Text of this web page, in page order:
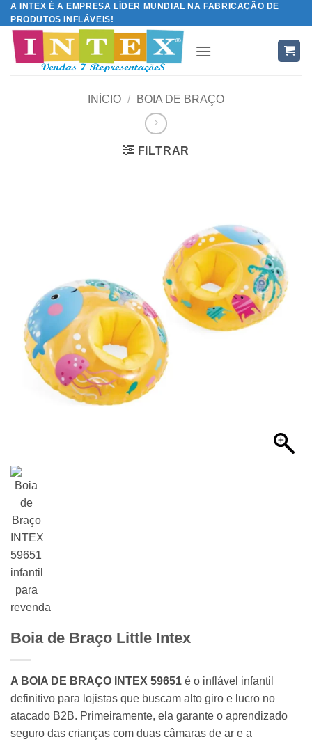
Skip
to
content
A INTEX É A EMPRESA LÍDER MUNDIAL NA FABRICAÇÃO DE
PRODUTOS INFLÁVEIS!
INÍCIO / BOIA DE BRAÇO
FILTRAR
Boia de Braço Little Intex
A BOIA DE BRAÇO INTEX 59651 é o inflável infantil
definitivo para lojistas que buscam alto giro e lucro no
atacado B2B. Primeiramente, ela garante o aprendizado
seguro das crianças com duas câmaras de ar e a